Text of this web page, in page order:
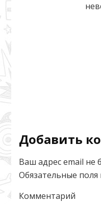
Добавить
Ваш адрес email не
Обязательные
Комментарий